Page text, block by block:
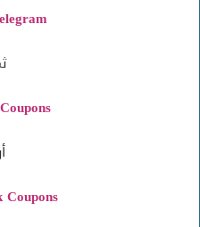
Coupons